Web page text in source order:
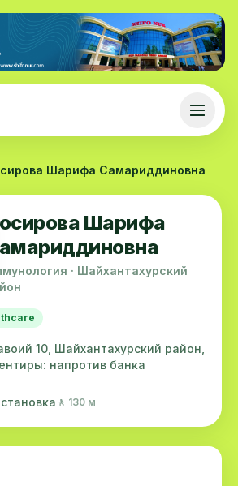
Шарифа Самариддиновна
Шарифа
· Шайхантахурский
10, Шайхантахурский район,
напротив банка
🚶 130 м